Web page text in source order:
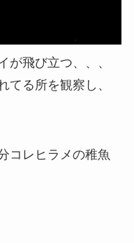
が飛び立つ、、、
てる所を観察し、
コレヒラメの稚魚